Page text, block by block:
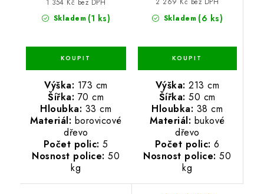
Skladem (1 ks)
1 354 Kč bez DPH
Výška: 173 cm
Šířka: 70 cm
Hloubka: 33 cm
Materiál: borovicové
dřevo
Počet polic: 5
Nosnost police: 50
kg
Skladem (6 ks)
Výška: 213 cm
Šířka:50 cm
Hloubka: 38 cm
Materiál: bukové
dřevo
Počet polic: 6
Nosnost police: 50
kg